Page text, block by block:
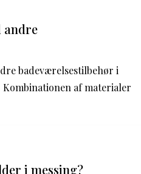
andre
badeværelsestilbehør i
af materialer
i messing?